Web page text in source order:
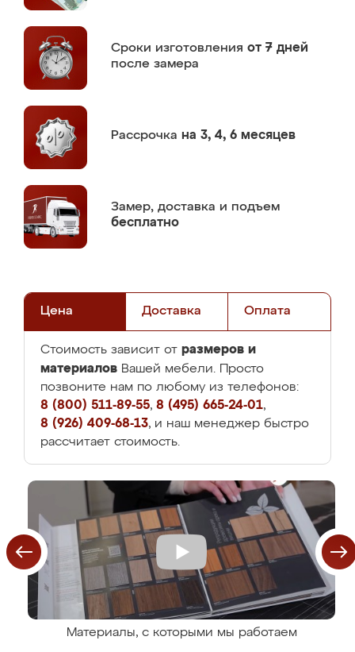
Сроки изготовления от 7 дней
после замера
Рассрочка на 3, 4, 6 месяцев
Замер, доставка и подъем
бесплатно
Цена Доставка Оплата
Стоимость зависит от размеров и
материалов Вашей мебели. Просто
позвоните нам по любому из телефонов:
8 (800) 511-89-55, 8 (495) 665-24-01,
8 (926) 409-68-13, и наш менеджер быстро
рассчитает стоимость.
Материалы, с которыми мы работаем